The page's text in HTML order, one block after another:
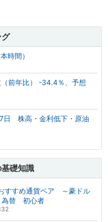
時間）
（前年比） -34.4％、予想
日 株高・金利低下・原油
礎知識
すすめ通貨ペア ～豪ドル
替 初心者